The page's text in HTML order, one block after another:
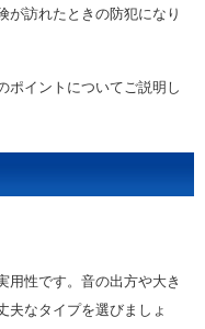
が訪れたときの防犯になり
ポイントについてご説明し
用性です。音の出方や大き
夫なタイプを選びましょ